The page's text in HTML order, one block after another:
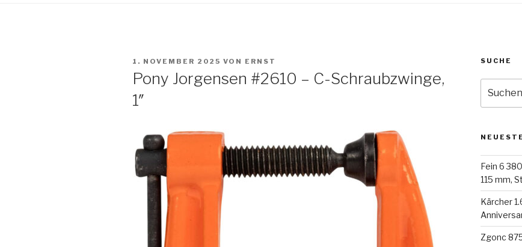
VERÖFFENTLICHT
1. NOVEMBER 2025 VON ERNST
Pony Jorgensen #2610 – C-Schraubzwinge,
1″
SUCHE
nach:
Fein 6
115 mm,
Kärcher
Zgonc